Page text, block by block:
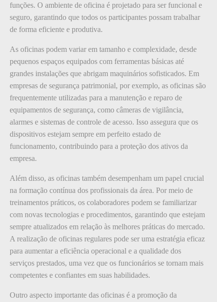
funções. O ambiente de oficina é projetado para ser funcional e
seguro, garantindo que todos os participantes possam trabalhar
de forma eficiente e produtiva.
As oficinas podem variar em tamanho e complexidade, desde
pequenos espaços equipados com ferramentas básicas até
grandes instalações que abrigam maquinários sofisticados. Em
empresas de segurança patrimonial, por exemplo, as oficinas são
frequentemente utilizadas para a manutenção e reparo de
equipamentos de segurança, como câmeras de vigilância,
alarmes e sistemas de controle de acesso. Isso assegura que os
dispositivos estejam sempre em perfeito estado de
funcionamento, contribuindo para a proteção dos ativos da
empresa.
Além disso, as oficinas também desempenham um papel crucial
na formação contínua dos profissionais da área. Por meio de
treinamentos práticos, os colaboradores podem se familiarizar
com novas tecnologias e procedimentos, garantindo que estejam
sempre atualizados em relação às melhores práticas do mercado.
A realização de oficinas regulares pode ser uma estratégia eficaz
para aumentar a eficiência operacional e a qualidade dos
serviços prestados, uma vez que os funcionários se tornam mais
competentes e confiantes em suas habilidades.
Outro aspecto importante das oficinas é a promoção da